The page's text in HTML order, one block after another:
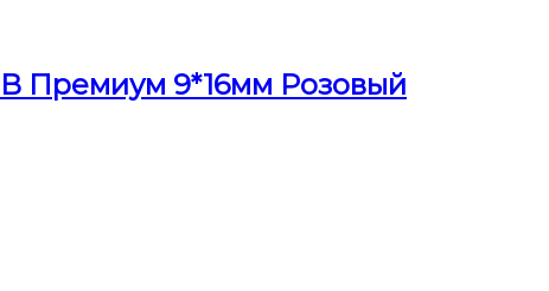
Премиум 9*16мм Розовый